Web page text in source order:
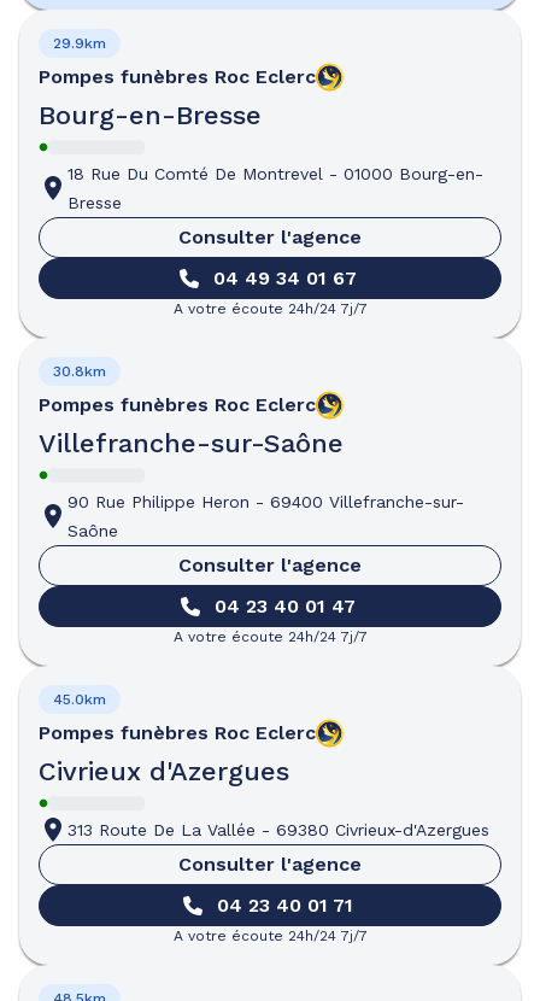
Pompes funèbres Roc Eclerc
Bourg-en-Bresse
29.9km
18 Rue Du Comté De Montrevel - 01000 Bourg-en-
Bresse
Consulter l'agence
04 49 34 01 67
A votre écoute 24h/24 7j/7
Pompes funèbres Roc Eclerc
Villefranche-sur-Saône
30.8km
90 Rue Philippe Heron - 69400 Villefranche-sur-
Saône
Consulter l'agence
04 23 40 01 47
A votre écoute 24h/24 7j/7
Pompes funèbres Roc Eclerc
Civrieux d'Azergues
45.0km
313 Route De La Vallée - 69380 Civrieux-d'Azergues
Consulter l'agence
04 23 40 01 71
A votre écoute 24h/24 7j/7